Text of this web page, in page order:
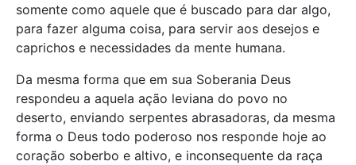
somente como aquele que é buscado para dar algo,
para fazer alguma coisa, para servir aos desejos e
caprichos e necessidades da mente humana.
Da mesma forma que em sua Soberania Deus
respondeu a aquela ação leviana do povo no
deserto, enviando serpentes abrasadoras, da mesma
forma o Deus todo poderoso nos responde hoje ao
coração soberbo e altivo, e inconsequente da raça